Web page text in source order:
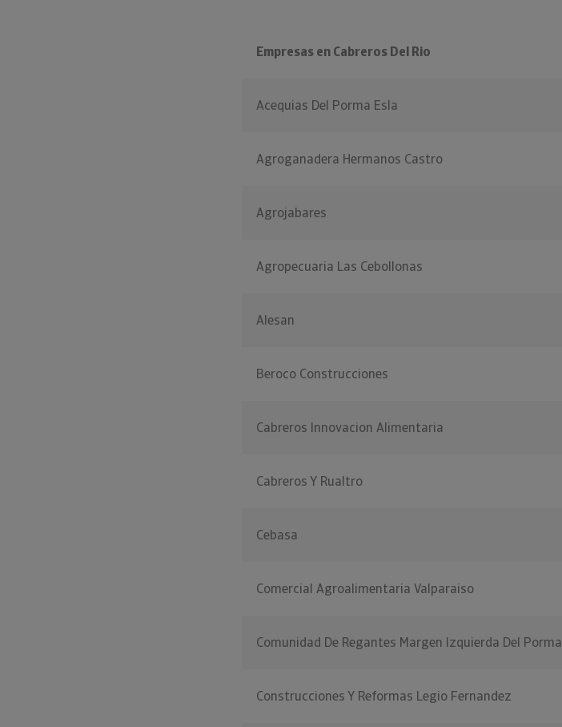
Empresas en Cabreros Del Rio
Acequias Del Porma Esla
Agroganadera Hermanos Castro
Agrojabares
Agropecuaria Las Cebollonas
Alesan
Beroco Construcciones
Cabreros Innovacion Alimentaria
Cabreros Y Rualtro
Cebasa
Comercial Agroalimentaria Valparaiso
Comunidad De Regantes Margen Izquierda Del Porma
Construcciones Y Reformas Legio Fernandez